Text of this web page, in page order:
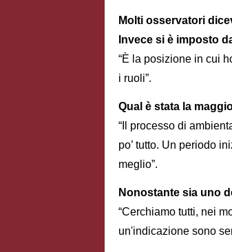
Molti osservatori
Invece si è imposto
“È la posizione in cui
i ruoli”.
Qual è stata la
“Il processo di
po’ tutto. Un periodo
meglio”.
Nonostante sia uno
“Cerchiamo tutti, nei
un'indicazione sono